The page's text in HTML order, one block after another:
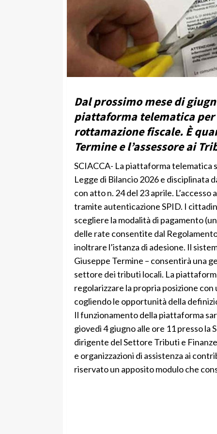
Dal prossimo mese di
piattaforma telematica
rottamazione fiscale. È
Termine e l’assessore ai
SCIACCA- La piattaforma telematica
Legge di Bilancio 2026 e disciplinata
con atto n. 24 del 23 aprile.
tramite autenticazione SPID. I
scegliere la modalità di pagamento
delle rate consentite dal
inoltrare l’istanza di adesione. Il
Giuseppe Termine – consentirà una
settore dei tributi locali. La
regolarizzare la propria posizione
cogliendo le opportunità della
Il funzionamento della piattaforma
giovedì 4 giugno alle ore 11 presso la
dirigente del Settore Tributi e
e organizzazioni di assistenza ai
riservato un apposito modulo che